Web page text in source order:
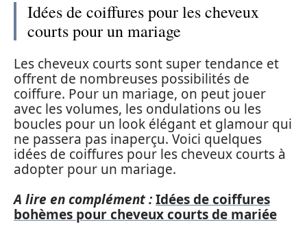
Idées de coiffures pour les cheveux
courts pour un mariage
Les cheveux courts sont super tendance et
offrent de nombreuses possibilités de
coiffure. Pour un mariage, on peut jouer
avec les volumes, les ondulations ou les
boucles pour un look élégant et glamour qui
ne passera pas inaperçu. Voici quelques
idées de coiffures pour les cheveux courts à
adopter pour un mariage.
A lire en complément :Idées de coiffures
bohèmes pour cheveux courts de mariée